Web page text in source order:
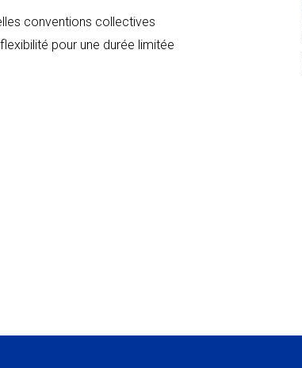
conventions collectives
pour une durée limitée